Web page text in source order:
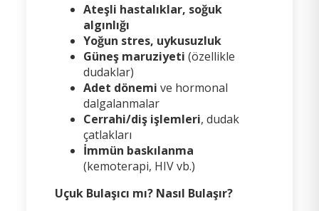
Ateşli hastalıklar, soğuk
algınlığı
Yoğun stres, uykusuzluk
Güneş maruziyeti (özellikle
dudaklar)
Adet dönemi ve hormonal
dalgalanmalar
Cerrahi/diş işlemleri, dudak
çatlakları
İmmün baskılanma
(kemoterapi, HIV vb.)
Uçuk Bulaşıcı mı? Nasıl Bulaşır?